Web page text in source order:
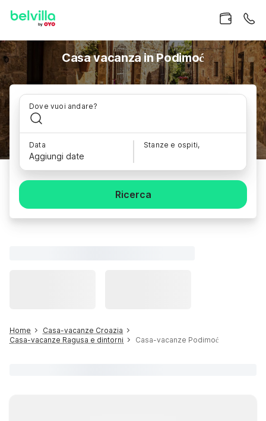
Casa vacanza in Podimoć
Dove vuoi andare?
Data
Aggiungi date
Stanze e ospiti,
Ricerca
Home
Casa-vacanze Croazia
Casa-vacanze Ragusa e dintorni
Casa-vacanze Podimoć